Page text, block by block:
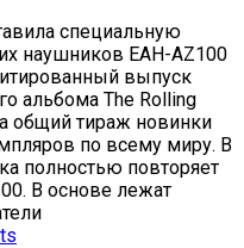
специальную
наушников EAH-AZ100
выпуск
альбома The Rolling
общий тираж новинки
по всему миру. В
полностью повторяет
В основе лежат